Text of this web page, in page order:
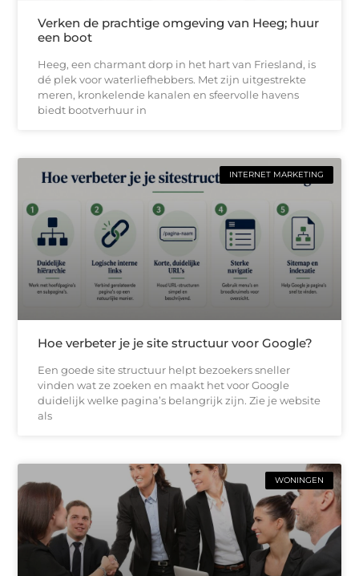
Verken de prachtige omgeving van Heeg; huur
een boot
Heeg, een charmant dorp in het hart van Friesland, is
dé plek voor waterliefhebbers. Met zijn uitgestrekte
meren, kronkelende kanalen en sfeervolle havens
biedt bootverhuur in
INTERNET MARKETING
Hoe verbeter je je site structuur voor Google?
Een goede site structuur helpt bezoekers sneller
vinden wat ze zoeken en maakt het voor Google
duidelijk welke pagina’s belangrijk zijn. Zie je website
als
WONINGEN